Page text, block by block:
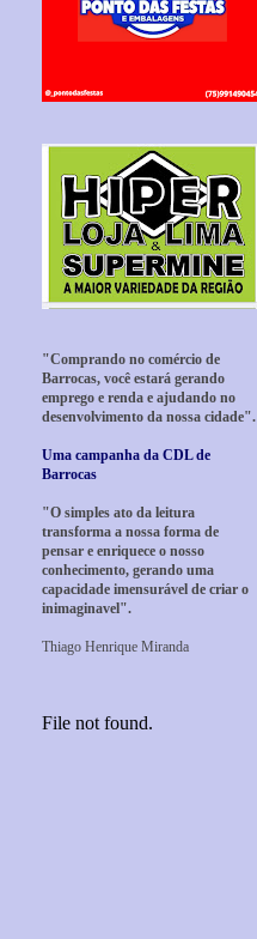
"Comprando no comércio de
Barrocas, você estará gerando
emprego e renda e ajudando no
desenvolvimento da nossa cidade".
Uma campanha da CDL de
Barrocas
"O simples ato da leitura
transforma a nossa forma de
pensar e enriquece o nosso
conhecimento, gerando uma
capacidade imensurável de criar o
inimaginavel".
Thiago Henrique Miranda